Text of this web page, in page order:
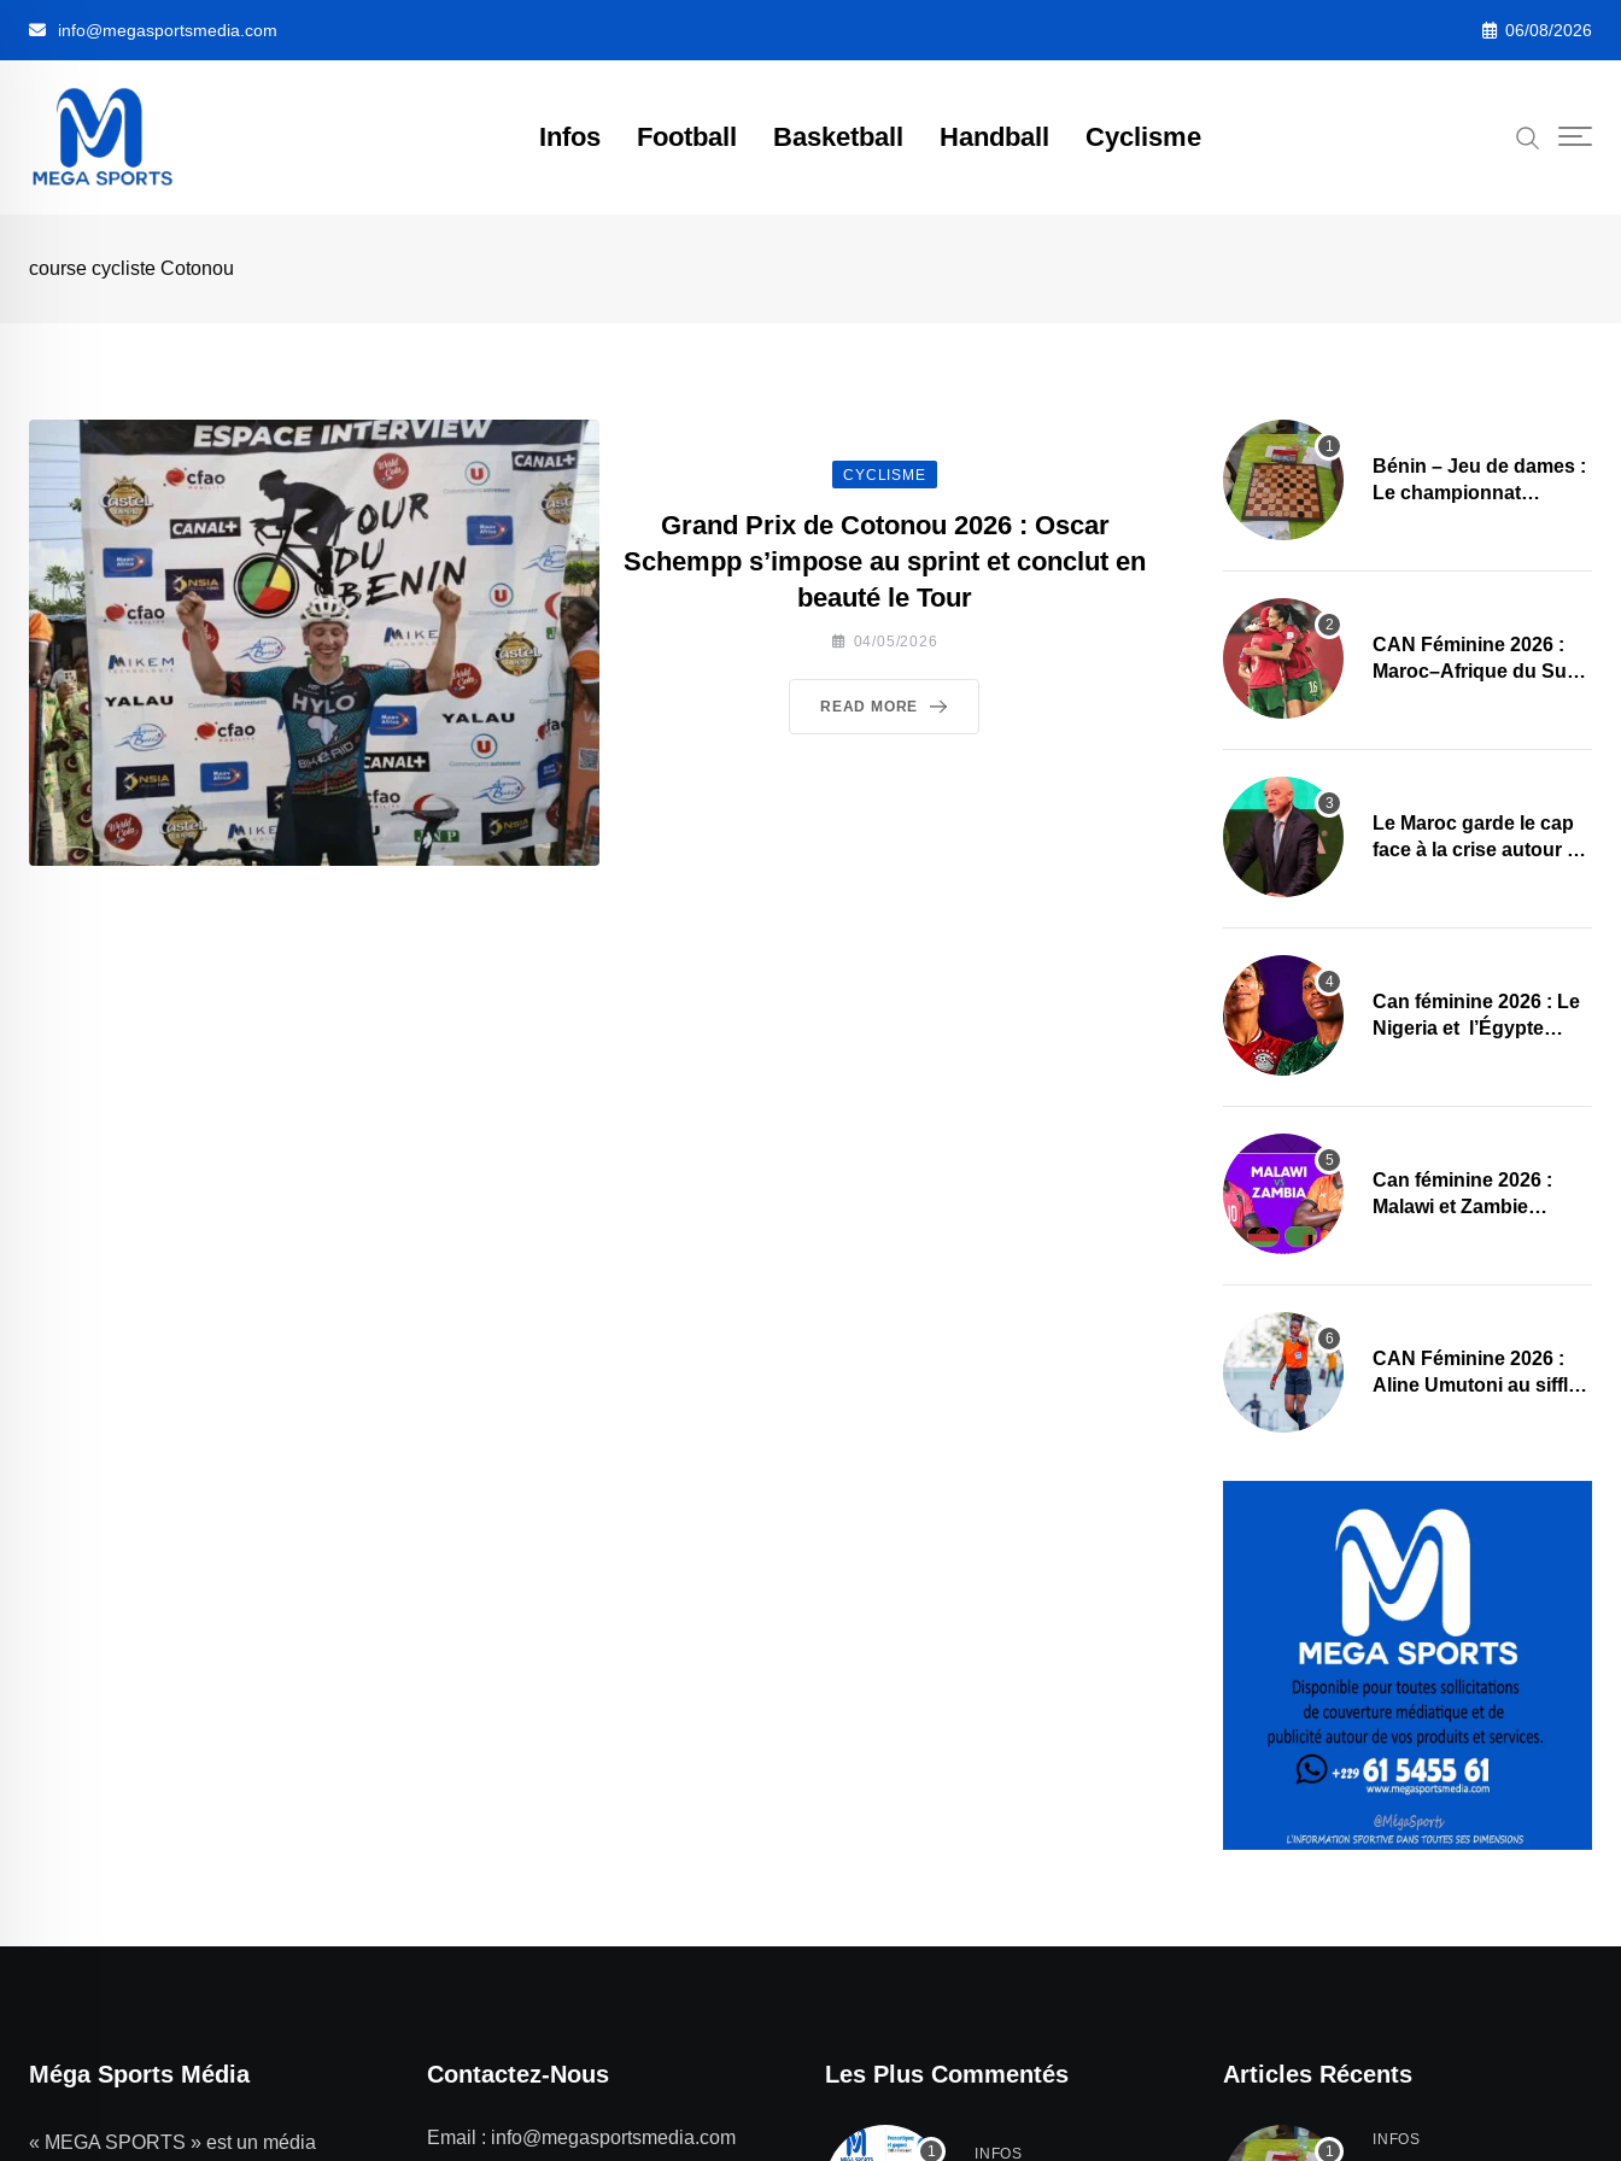
info@megasportsmedia.com 06/08/2026
Infos Football Basketball Handball Cyclisme
course cycliste Cotonou
CYCLISME
Grand Prix de Cotonou 2026 : Oscar
Schempp s’impose au sprint et conclut en
beauté le Tour
04/05/2026
READ MORE
Bénin – Jeu de dames :
Le championnat
conquête du sacre
CAN Féminine 2026 :
Maroc–Afrique du Sud,
Le Maroc garde le cap
face à la crise autour de
‎Can féminine 2026 : Le
Nigeria et l’Égypte
‎Can féminine 2026 :
Malawi et Zambie
‎CAN Féminine 2026 :
Aline Umutoni au sifflet
Méga Sports Média
« MEGA SPORTS » est un média
Contactez-Nous
Email : info@megasportsmedia.com
Les Plus Commentés
INFOS
Articles Récents
INFOS